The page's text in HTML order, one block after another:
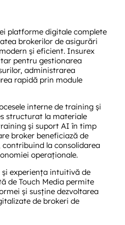
platforme digitale complete
brokerilor de asigurări
și eficient. Insurex
pentru gestionarea
administrarea
rapidă prin module
interne de training și
structurat la materiale
și suport AI în timp
broker beneficiază de
la consolidarea
operaționale.
experiența intuitivă de
de Touch Media permite
și susține dezvoltarea
de brokeri de